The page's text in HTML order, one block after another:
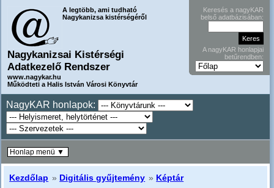
A legtöbb, ami tudható
Nagykanizsa kistérségéről
Nagykanizsai Kistérségi
Adatkezelő Rendszer
www.nagykar.hu
Működteti a Halis István Városi Könyvtár
Keresés a nagyKAR
belső adatbázisában:
A nagyKAR honlapjai
betűrendben:
NagyKAR honlapok:
Kezdőlap » Digitális gyűjtemény » Képtár
Honlap menü ▼